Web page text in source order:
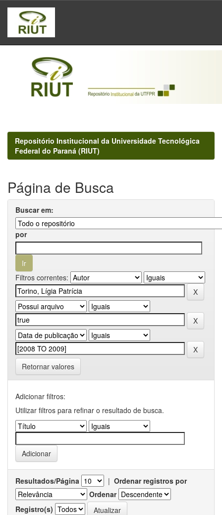
Skip
navigation
Repositório Institucional da Universidade Tecnológica
Federal do Paraná (RIUT)
Página de Busca
Buscar em:
por
Filtros correntes:
Retornar valores
Adicionar filtros:
Utilizar filtros para refinar o resultado de busca.
Resultados/Página | Ordenar registros por
Ordenar
Registro(s)